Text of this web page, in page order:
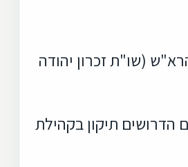
(שו"ת זכרון יהודה
הדרושים תיקון בקהילת